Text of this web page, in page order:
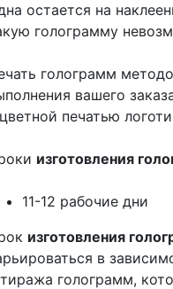
остается на
голограмму
голограмм
вашего
печатью
изготовления
11-12 рабочие дни
изготовления
в
голограмм,